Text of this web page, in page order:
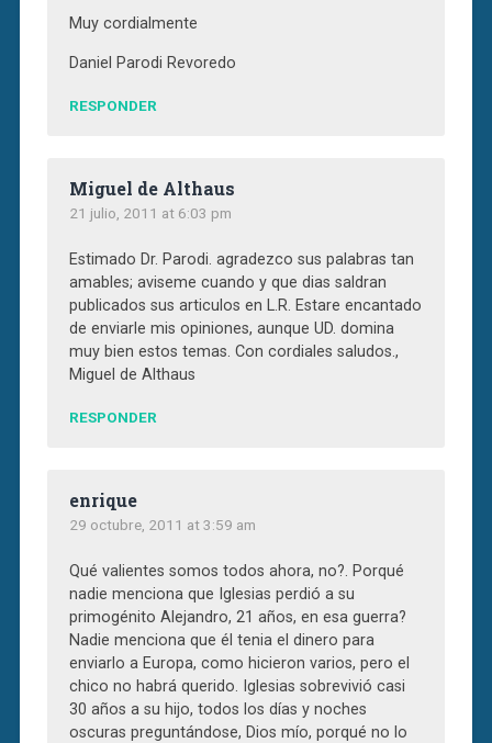
Muy cordialmente
Daniel Parodi Revoredo
RESPONDER
Miguel de Althaus
21 julio, 2011 at 6:03 pm
Estimado Dr. Parodi. agradezco sus palabras tan
amables; aviseme cuando y que dias saldran
publicados sus articulos en L.R. Estare encantado
de enviarle mis opiniones, aunque UD. domina
muy bien estos temas. Con cordiales saludos.,
Miguel de Althaus
RESPONDER
enrique
29 octubre, 2011 at 3:59 am
Qué valientes somos todos ahora, no?. Porqué
nadie menciona que Iglesias perdió a su
primogénito Alejandro, 21 años, en esa guerra?
Nadie menciona que él tenia el dinero para
enviarlo a Europa, como hicieron varios, pero el
chico no habrá querido. Iglesias sobrevivió casi
30 años a su hijo, todos los días y noches
oscuras preguntándose, Dios mío, porqué no lo